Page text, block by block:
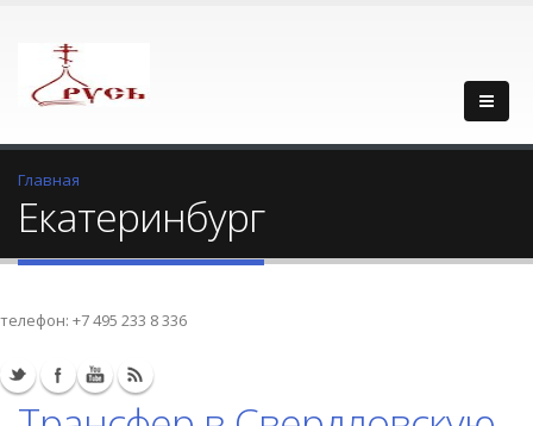
Главная
Екатеринбург
телефон: +7 495 233 8 336